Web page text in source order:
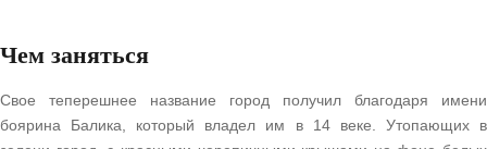
Чем заняться
Свое теперешнее название город получил благодаря имени
боярина Балика, который владел им в 14 веке. Утопающих в